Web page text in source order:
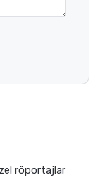
röportajlar